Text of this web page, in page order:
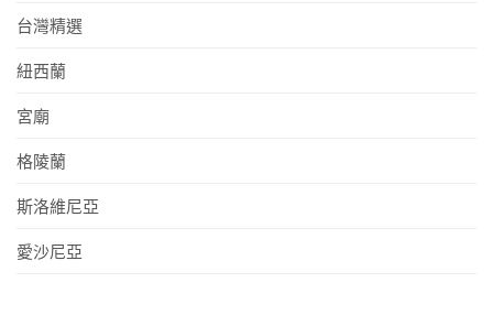
台灣精選
紐西蘭
宮廟
格陵蘭
斯洛維尼亞
愛沙尼亞